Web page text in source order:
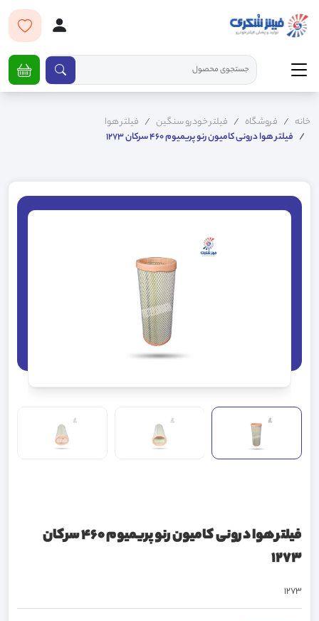
خانه فروشگاه فیلتر خودرو سنگین
فیلتر هوا
فیلتر هوا درونی کامیون رنو پریمیوم 460 سرکان 1273
فیلتر هوا درونی کامیون رنو پریمیوم 460 سرکان
1273
1273